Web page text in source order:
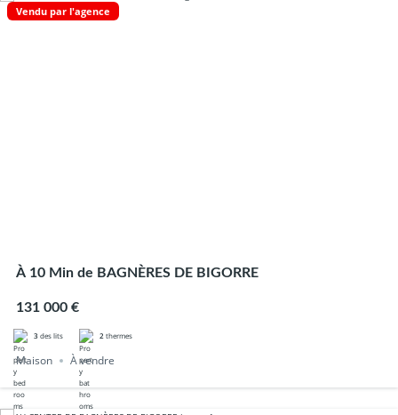
Vendu par l'agence
À 10 Min de BAGNÈRES DE BIGORRE
131 000 €
3 des lits 2 thermes
Maison À vendre